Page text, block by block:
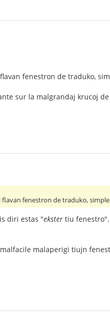
fenestron de traduko,
sur la malgrandaj krucoj
flavan fenestron de traduko,
diri estas "ekster tiu fenestro".
malfacile malaperigi tiujn